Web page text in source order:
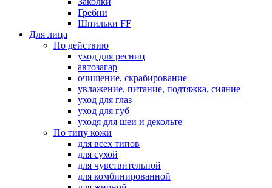
Гребни
Шпильки FF
Для лица
По действию
уход для ресниц
автозагар
очищение, скрабирование
увлажение, питание, подтяжка, сияние
уход для глаз
уход для губ
уходя для шеи и декольте
По типу кожи
для всех типов
для сухой
для чувствительной
для комбинированной